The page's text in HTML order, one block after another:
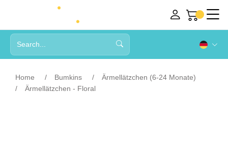
Home Bumkins
Ärmellätzchen (6-24 Monate)
Ärmellätzchen - Floral